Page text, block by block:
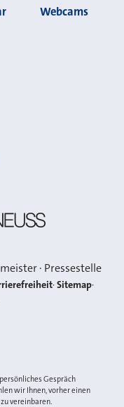
Webcams
· Pressestelle
Sitemap
Gespräch
wir Ihnen, vorher einen
vereinbaren.